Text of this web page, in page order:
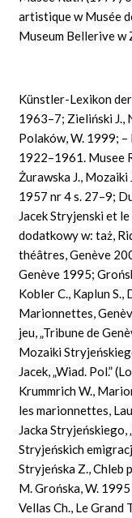
artistique w Musée
Museum Bellerive w
Künstler-Lexikon
1963–7; Zieliński J.,
Polaków, W. 1999;
1922–1961. Musee
Żurawska J., Mozaiki
1957 nr 4 s. 27–9;
Jacek Stryjenski et
dodatkowy w: taż,
théâtres, Genève
Genève 1995;
Kobler C., Kaplun S.,
Marionnettes,
jeu, „Tribune de
Mozaiki
Jacek, „Wiad. Pol.”
Krummrich W.,
les marionnettes,
Jacka Stryjeńskiego,
Stryjeńskich
Stryjeńska Z., Chleb
M. Grońska, W.
Vellas Ch., Le Grand